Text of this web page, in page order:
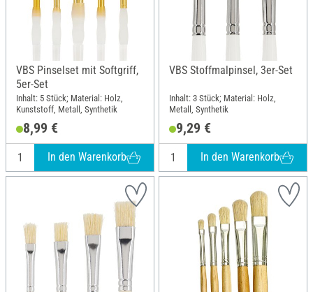
VBS Pinselset mit Softgriff,
5er-Set
Inhalt: 5 Stück; Material: Holz,
Kunststoff, Metall, Synthetik
8,99 €
In den Warenkorb
VBS Stoffmalpinsel, 3er-Set
Inhalt: 3 Stück; Material: Holz,
Metall, Synthetik
9,29 €
In den Warenkorb